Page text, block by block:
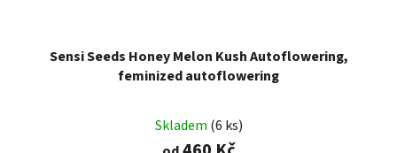
Sensi Seeds Honey Melon Kush Autoflowering,
feminized autoflowering
Skladem (6 ks)